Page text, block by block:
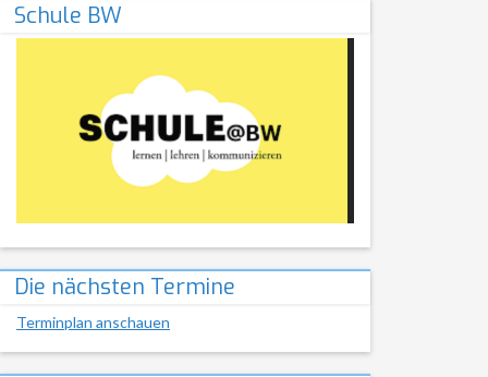
Schule BW
Die nächsten Termine
Terminplan anschauen